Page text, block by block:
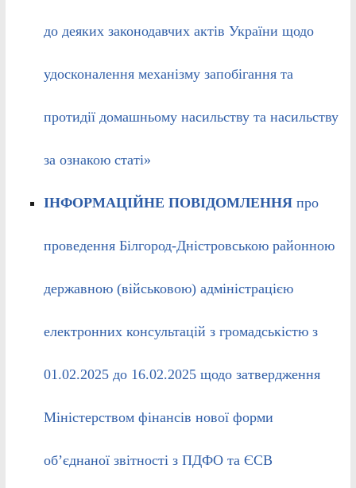
до деяких законодавчих актів України щодо
удосконалення механізму запобігання та
протидії домашньому насильству та насильству
за ознакою статі»
ІНФОРМАЦІЙНЕ ПОВІДОМЛЕННЯпро
проведення Білгород-Дністровською районною
державною (військовою) адміністрацією
електронних консультацій з громадськістю з
01.02.2025 до 16.02.2025 щодо затвердження
Міністерством фінансів нової форми
об’єднаної звітності з ПДФО та ЄСВ